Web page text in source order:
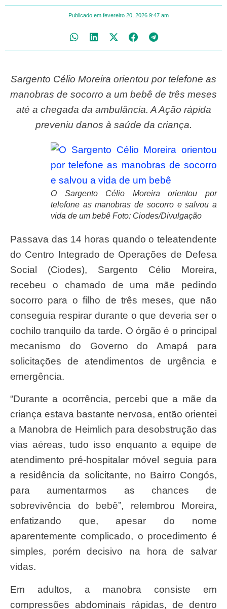
Publicado em fevereiro 20, 2026 9:47 am
Sargento Célio Moreira orientou por telefone as
manobras de socorro a um bebê de três meses
até a chegada da ambulância. A Ação rápida
preveniu danos à saúde da criança.
O Sargento Célio Moreira orientou por
telefone as manobras de socorro e salvou a
vida de um bebê Foto: Ciodes/Divulgação
Passava das 14 horas quando o teleatendente
do Centro Integrado de Operações de Defesa
Social (Ciodes), Sargento Célio Moreira,
recebeu o chamado de uma mãe pedindo
socorro para o filho de três meses, que não
conseguia respirar durante o que deveria ser o
cochilo tranquilo da tarde. O órgão é o principal
mecanismo do Governo do Amapá para
solicitações de atendimentos de urgência e
emergência.
“Durante a ocorrência, percebi que a mãe da
criança estava bastante nervosa, então orientei
a Manobra de Heimlich para desobstrução das
vias aéreas, tudo isso enquanto a equipe de
atendimento pré-hospitalar móvel seguia para
a residência da solicitante, no Bairro Congós,
para aumentarmos as chances de
sobrevivência do bebê”, relembrou Moreira,
enfatizando que, apesar do nome
aparentemente complicado, o procedimento é
simples, porém decisivo na hora de salvar
vidas.
Em adultos, a manobra consiste em
compressões abdominais rápidas, de dentro